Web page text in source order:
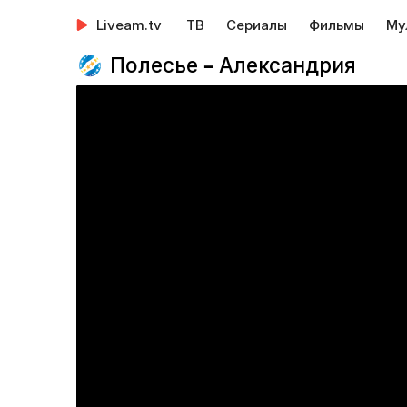
Liveam.tv ТВ Сериалы Фильмы
Полесье – Александрия